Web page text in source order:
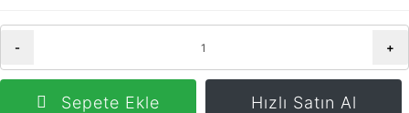
- +
Sepete Ekle Hızlı Satın Al